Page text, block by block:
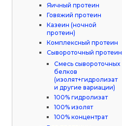
Яичный протеин
Говяжий протеин
Казеин (ночной
протеин)
Комплексный протеин
Сывороточный протеин
Смесь сывороточных
белков
(изолят+гидролизат
и другие вариации)
100% гидролизат
100% изолят
100% концентрат